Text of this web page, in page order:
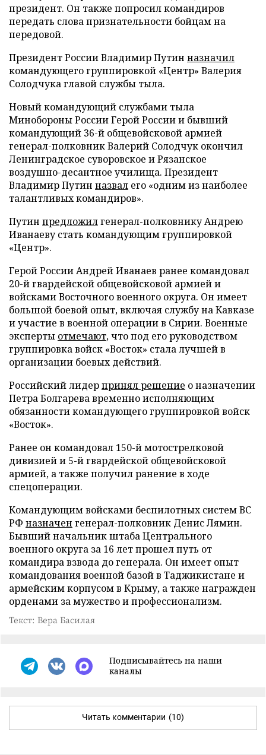
президент. Он также попросил командиров
передать слова признательности бойцам на
передовой.
Президент России Владимир Путин назначил
командующего группировкой «Центр» Валерия
Солодчука главой службы тыла.
Новый командующий службами тыла
Минобороны России Герой России и бывший
командующий 36-й общевойсковой армией
генерал-полковник Валерий Солодчук окончил
Ленинградское суворовское и Рязанское
воздушно-десантное училища. Президент
Владимир Путин назвал его «одним из наиболее
талантливых командиров».
Путин предложилгенерал-полковнику Андрею
Иванаеву стать командующим группировкой
«Центр».
Герой России Андрей Иванаев ранее командовал
20-й гвардейской общевойсковой армией и
войсками Восточного военного округа. Он имеет
большой боевой опыт, включая службу на Кавказе
и участие в военной операции в Сирии. Военные
эксперты отмечают, что под его руководством
группировка войск «Восток» стала лучшей в
организации боевых действий.
Российский лидерпринял решение о назначении
Петра Болгарева временно исполняющим
обязанности командующего группировкой войск
«Восток».
Ранее он командовал 150-й мотострелковой
дивизией и 5-й гвардейской общевойсковой
армией, а также получил ранение в ходе
спецоперации.
Командующим войсками беспилотных систем ВС
РФ назначен генерал-полковник Денис Лямин.
Бывший начальник штаба Центрального
военного округа за 16 лет прошел путь от
командира взвода до генерала. Он имеет опыт
командования военной базой в Таджикистане и
армейским корпусом в Крыму, а также награжден
орденами за мужество и профессионализм.
Текст: Вера Басилая
Подписывайтесь на наши
каналы
Читать комментарии (10)